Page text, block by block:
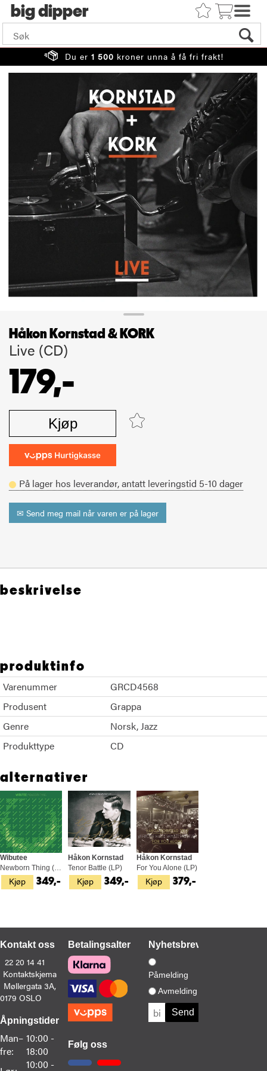
big
Du er 1 500 kroner unna å få fri frakt!
Håkon Kornstad & KORK
Live (CD)
179,-
Kjøp
På lager hos leverandør,antatt leveringstid 5-10 dager
✉ Send meg mail når varen er på lager
beskrivelse
produktinfo
Varenummer
GRCD4568
Produsent
Grappa
Genre
Norsk Jazz
Produkttype
CD
alternativer
Kjøp
Wibutee
Newborn Thing (LP)
349,- Kjøp
Håkon Kornstad
Tenor Battle (LP)
349,- Kjøp
Håkon Kornstad
For You Alone (LP)
379,-
Kontakt oss
22 20 14 41
Kontaktskjema
Møllergata 3A,
0179 OSLO
Åpningstider
Man–
fre:
10:00 -
18:00
10:00 -
Betalingsalternativer
Følg oss
Nyhetsbrev
Påmelding
Avmelding